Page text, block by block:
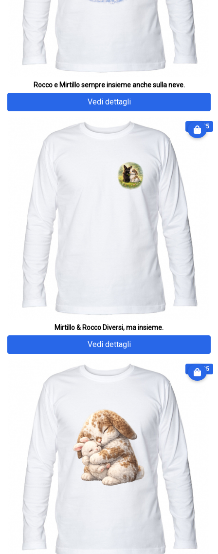
Rocco e Mirtillo sempre insieme anche sulla neve.
Vedi dettagli
€ 31.25
Mirtillo & Rocco Diversi, ma insieme.
Vedi dettagli
€ 31.25